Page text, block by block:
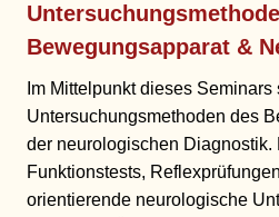
Bewegungsapparat &
Im Mittelpunkt dieses
Untersuchungsmethoden des
der neurologischen Diagnostik.
Funktionstests,
orientierende neurologische